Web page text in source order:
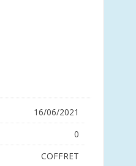
16/06/2021
0
COFFRET